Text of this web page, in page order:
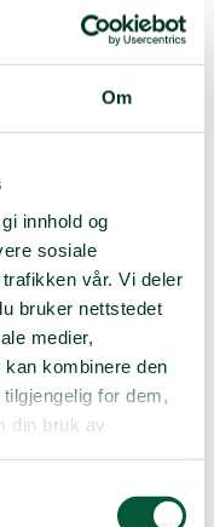
Om
innhold og
sosiale
vår. Vi deler
bruker nettstedet
medier,
kombinere den
for dem,
din bruk av
på alder,
yrkesgrupper
og
antall ulykker ved
og endre adferd.
spesielt viktig for
å leke med
udetonert